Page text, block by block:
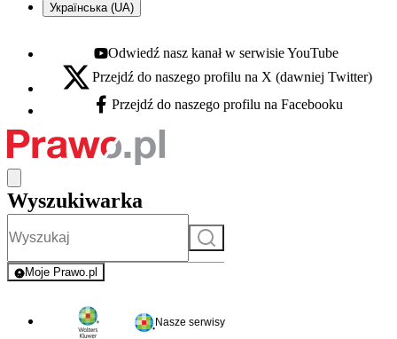
Українська (UA)
Youtube - otwiera się w nowej karcie
Odwiedź nasz kanał w serwisie YouTube
X - otwiera się w nowej karcie
Przejdź do naszego profilu na X (dawniej Twitter)
Facebook - otwiera się w nowej karcie
Przejdź do naszego profilu na Facebooku
Wyszukiwarka
Szukaj
Moje Prawo.pl
- rejestracja i logowanie do serwisu
Nasze serwisy